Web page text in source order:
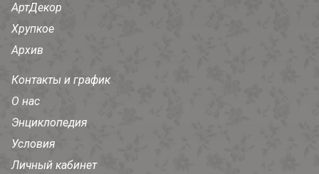
АртДекор
Хрупкое
Архив
Контакты и график
О нас
Энциклопедия
Условия
Личный кабинет